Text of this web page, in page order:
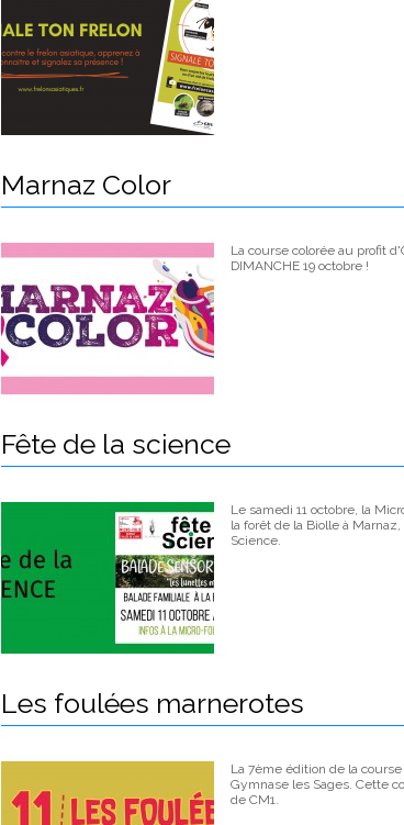
Marnaz Color
La course colorée au profit
DIMANCHE 19 octobre !
Fête de la science
Le samedi 11 octobre, la
la forêt de la Biolle à
Science.
Les foulées marnerotes
La 7ème édition de la
Gymnase les Sages. Cette
de CM1.